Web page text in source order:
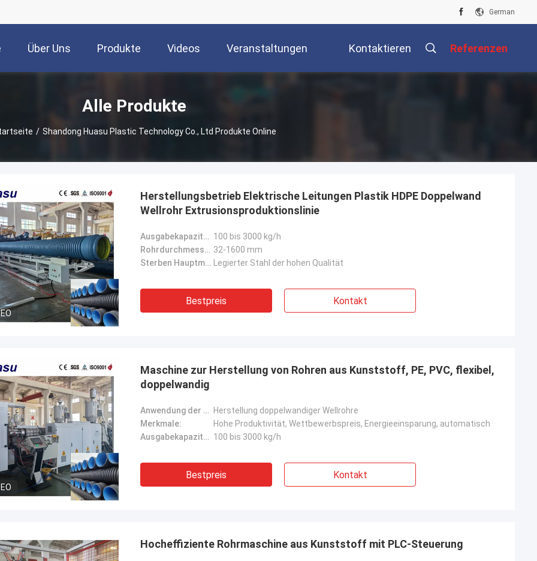
German
Über Uns Produkte Videos Veranstaltungen Kontaktieren Referenzen
Alle Produkte
/ Shandong Huasu Plastic Technology Co., Ltd Produkte Online
Herstellungsbetrieb Elektrische Leitungen Plastik HDPE Doppelwand
Wellrohr Extrusionsproduktionslinie
Ausgabekapazität: 100 bis 3000 kg/h
Rohrdurchmesser: 32-1600 mm
Sterben Hauptmaterial:
Legierter Stahl der hohen Qualität
Bestpreis Kontakt
Maschine zur Herstellung von Rohren aus Kunststoff, PE, PVC, flexibel,
doppelwandig
Anwendung der Maschine:
Herstellung doppelwandiger Wellrohre
Merkmale:
Hohe Produktivität, Wettbewerbspreis, Energieeinsparung, automatisch
Ausgabekapazität: 100 bis 3000 kg/h
Bestpreis Kontakt
Hocheffiziente Rohrmaschine aus Kunststoff mit PLC-Steuerung